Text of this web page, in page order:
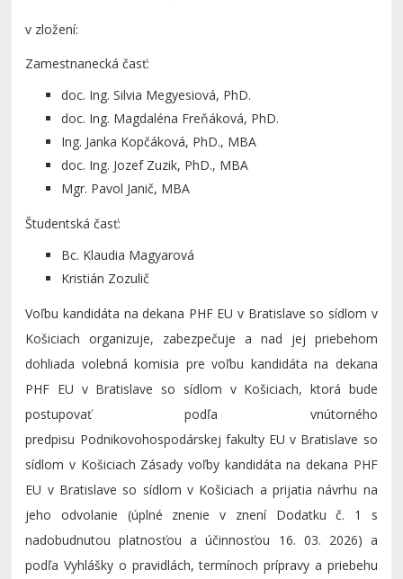
v zložení:
Zamestnanecká časť:
doc. Ing. Silvia Megyesiová, PhD.
doc. Ing. Magdaléna Freňáková, PhD.
Ing. Janka Kopčáková, PhD., MBA
doc. Ing. Jozef Zuzik, PhD., MBA
Mgr. Pavol Janič, MBA
Študentská časť:
Bc. Klaudia Magyarová
Kristián Zozulič
Voľbu kandidáta na dekana PHF EU v Bratislave so sídlom v
Košiciach organizuje, zabezpečuje a nad jej priebehom
dohliada volebná komisia pre voľbu kandidáta na dekana
PHF EU v Bratislave so sídlom v Košiciach, ktorá bude
postupovať podľa vnútorného
predpisu Podnikovohospodárskej fakulty EU v Bratislave so
sídlom v Košiciach Zásady voľby kandidáta na dekana PHF
EU v Bratislave so sídlom v Košiciach a prijatia návrhu na
jeho odvolanie (úplné znenie v znení Dodatku č. 1 s
nadobudnutou platnosťou a účinnosťou 16. 03. 2026) a
podľa Vyhlášky o pravidlách, termínoch prípravy a priebehu